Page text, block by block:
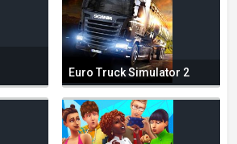
Euro Truck Simulator 2